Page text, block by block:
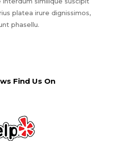
platea irure dignissimos,
phasellu.
Find Us On